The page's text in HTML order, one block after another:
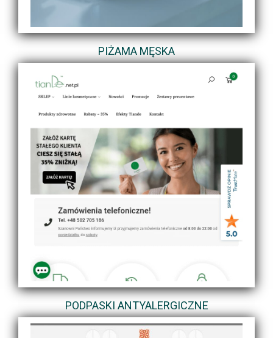
PIŻAMA MĘSKA
PODPASKI ANTYALERGICZNE